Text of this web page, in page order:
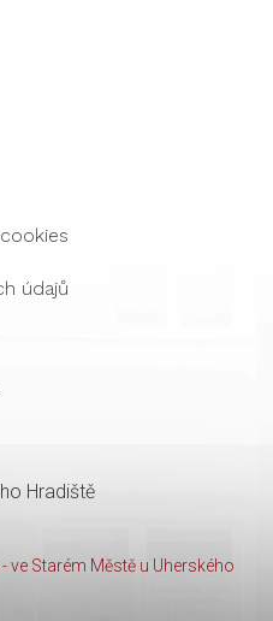
údajů
Hradiště
ve Starém Městě u Uherského